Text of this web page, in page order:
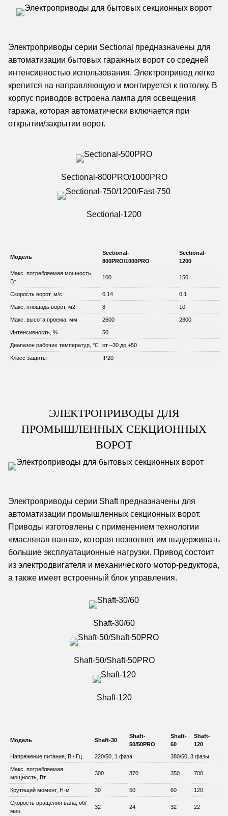
Электроприводы серии Sectional предназначены для
автоматизации бытовых гаражных ворот со средней
интенсивностью использования. Электропривод легко
крепится на направляющую и монтируется к потолку. В
корпус приводов встроена лампа для освещения
гаража, которая автоматически включается при
открытии/закрытии ворот.
Sectional-800PRO/1000PRO
Sectional-1200
Модель
Sectional-
800PRO/1000PRO
Sectional-
1200
Макс. потребляемая мощность,
Вт
100 150
Скорость ворот, м/с 0,14 0,1
Макс. площадь ворот, м2 8 10
Макс. высота проема, мм 2600 2800
Интенсивность, % 50
Диапазон рабочих температур, °C от –30 до +50
Класс защиты IP20
ЭЛЕКТРОПРИВОДЫ ДЛЯ
ПРОМЫШЛЕННЫХ СЕКЦИОННЫХ
ВОРОТ
Электроприводы серии Shaft предназначены для
автоматизации промышленных секционных ворот.
Приводы изготовлены с применением технологии
«масляная ванна», которая позволяет им выдерживать
большие эксплуатационные нагрузки. Привод состоит
из электродвигателя и механического мотор-редуктора,
а также имеет встроенный блок управления.
Shaft-30/60
Shaft-50/Shaft-50PRO
Shaft-120
Модель Shaft-30
Shaft-
50/50PRO
Shaft-
60
Shaft-
120
Напряжение питания, В / Гц
220/50, 1 фаза 380/50, 3 фазы
Макс. потребляемая
мощность, Вт
300 370 350 700
Крутящий момент, Н·м 30 50 60 120
Скорость вращения вала, об/
мин
32 24 32 22